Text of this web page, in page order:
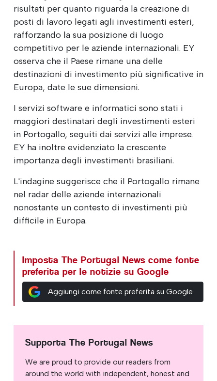
risultati per quanto riguarda la creazione di
posti di lavoro legati agli investimenti esteri,
rafforzando la sua posizione di luogo
competitivo per le aziende internazionali. EY
osserva che il Paese rimane una delle
destinazioni di investimento più significative in
Europa, date le sue dimensioni.
I servizi software e informatici sono stati i
maggiori destinatari degli investimenti esteri
in Portogallo, seguiti dai servizi alle imprese.
EY ha inoltre evidenziato la crescente
importanza degli investimenti brasiliani.
L'indagine suggerisce che il Portogallo rimane
nel radar delle aziende internazionali
nonostante un contesto di investimenti più
difficile in Europa.
Imposta The Portugal News come fonte
preferita per le notizie su Google
Aggiungi come fonte preferita su Google
Supporta The Portugal News
We are proud to provide our readers from
around the world with independent, honest and